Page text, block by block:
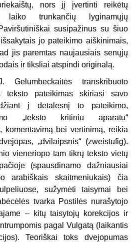
nors jį įvertinti reikėtų
laiko trunkančių lyginamųjų
susipažinus su šiuo
jo pateikimo aiškinimais,
jis paremtas naujausiais senųjų
ir tiksliai atspindi originalą.
Gelumbeckaitės transkribuoto
teksto pateikimas skiriasi savo
į detalesnį to pateikimo,
„teksto kritiniu aparatu“
komentavimą bei vertinimą, reikia
„dvilaipsnis“ (zweistufig).
vieneriopo tam tikrų teksto vietų
(spausdinamo dažniausiai
arabiškais skaitmeniukais) čia
sužymėti taisymai bei
tvarka Postilės nurašytojo
– kitų taisytojų korekcijos ir
pagal Vulgatą (laikantis
Teoriškai toks dvejopumas